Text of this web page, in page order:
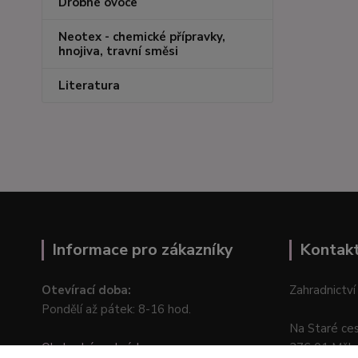
Neotex - chemické přípravky,
hnojiva, travní směsi
Literatura
Informace pro zákazníky
Otevírací doba:
Pondělí až pátek: 8-16 hod.
Obchodní podmínky
Na Staré
276 01